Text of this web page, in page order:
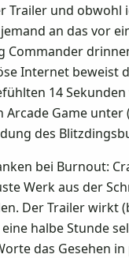
und
an das vor
Internet beweist
14
Game
des
bei Burnout:
Werk aus der
Der Trailer wirkt
halbe Stunde
das Gesehen